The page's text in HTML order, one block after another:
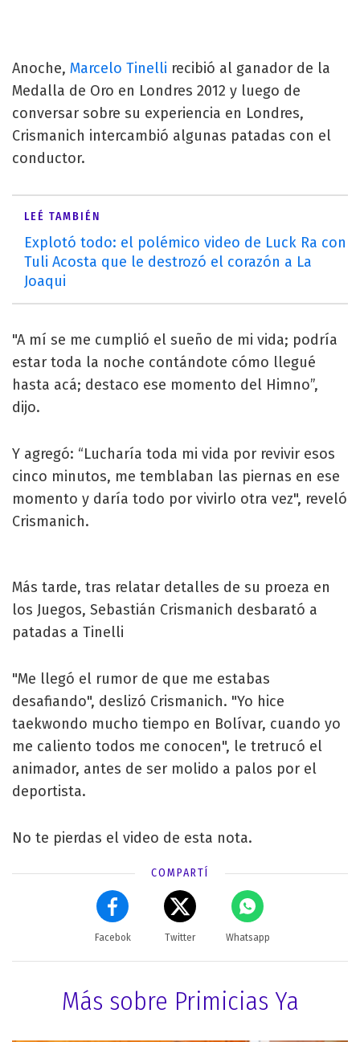
Anoche, Marcelo Tinelli recibió al ganador de la
Medalla de Oro en Londres 2012 y luego de
conversar sobre su experiencia en Londres,
Crismanich intercambió algunas patadas con el
conductor.
LEÉ TAMBIÉN
Explotó todo: el polémico video de Luck Ra con
Tuli Acosta que le destrozó el corazón a La
Joaqui
"A mí se me cumplió el sueño de mi vida; podría
estar toda la noche contándote cómo llegué
hasta acá; destaco ese momento del Himno”,
dijo.
Y agregó: “Lucharía toda mi vida por revivir esos
cinco minutos, me temblaban las piernas en ese
momento y daría todo por vivirlo otra vez", reveló
Crismanich.
Más tarde, tras relatar detalles de su proeza en
los Juegos, Sebastián Crismanich desbarató a
patadas a Tinelli
"Me llegó el rumor de que me estabas
desafiando", deslizó Crismanich. "Yo hice
taekwondo mucho tiempo en Bolívar, cuando yo
me caliento todos me conocen", le tretrucó el
animador, antes de ser molido a palos por el
deportista.
No te pierdas el video de esta nota.
COMPARTÍ
Facebok Twitter Whatsapp
Más sobre Primicias Ya